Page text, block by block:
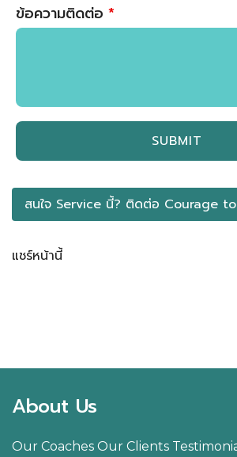
ข้อความติดต่อ *
สนใจ Service นี้? ติดต่อ​ Courage
แชร์หน้านี้
About Us
Our Coaches Our Clients